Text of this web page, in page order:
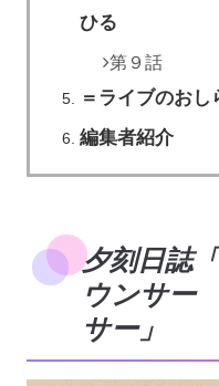
ひる
第９話
＝ライブのおし
編集者紹介
夕刻日誌
ウンサー
サー」